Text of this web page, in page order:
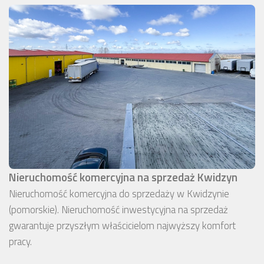
Nieruchomość komercyjna na sprzedaż Kwidzyn
Nieruchomość komercyjna do sprzedaży w Kwidzynie
(pomorskie). Nieruchomość inwestycyjna na sprzedaż
gwarantuje przyszłym właścicielom najwyższy komfort
pracy.